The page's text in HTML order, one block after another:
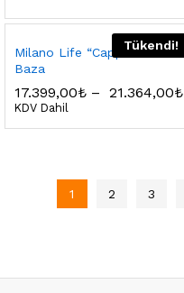
Tükendi!
Milano Life “Cappucino”
Baza
17.399,00₺ – 21.364,00₺
KDV Dahil
1 2 3